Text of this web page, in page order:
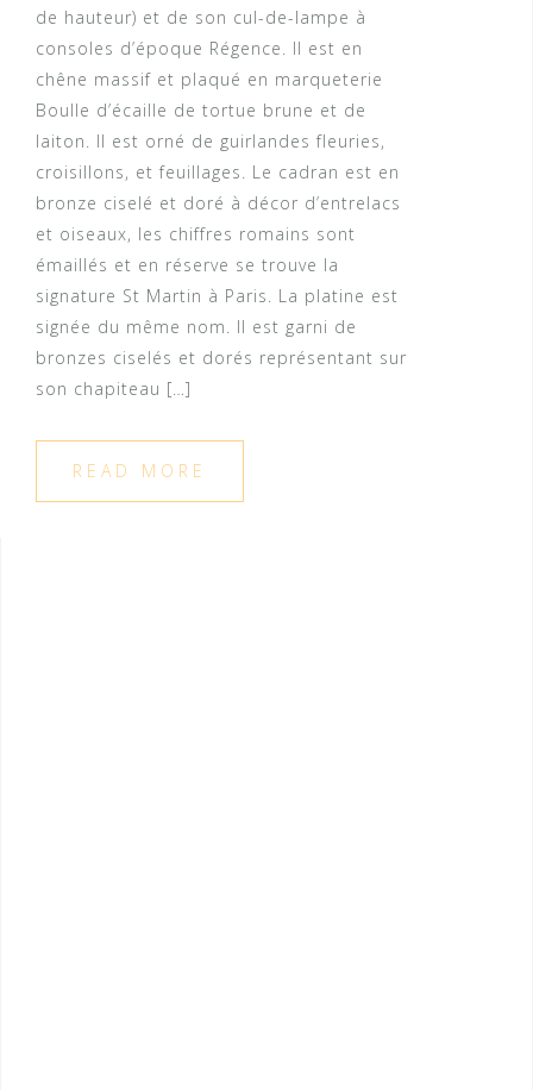
de hauteur) et de son cul-de-lampe à
consoles d’époque Régence. Il est en
chêne massif et plaqué en marqueterie
Boulle d’écaille de tortue brune et de
laiton. Il est orné de guirlandes fleuries,
croisillons, et feuillages. Le cadran est en
bronze ciselé et doré à décor d’entrelacs
et oiseaux, les chiffres romains sont
émaillés et en réserve se trouve la
signature St Martin à Paris. La platine est
signée du même nom. Il est garni de
bronzes ciselés et dorés représentant sur
son chapiteau […]
READ MORE